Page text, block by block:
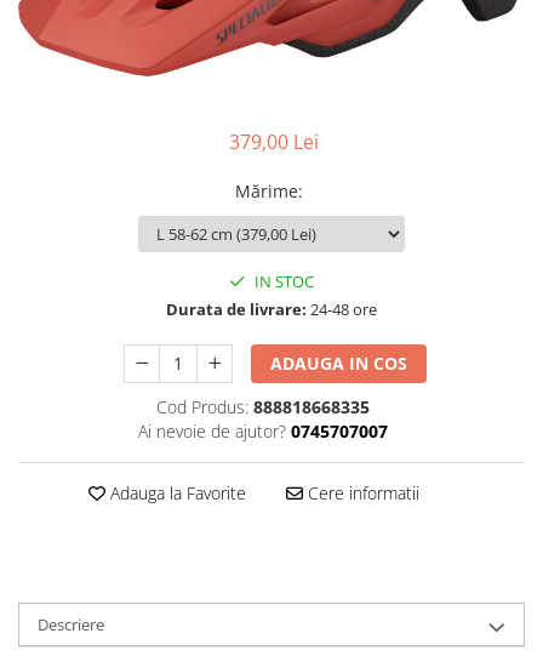
Camere
Cuvete (headset)
Furci cu suspensie
Ghidaje și întinzătoare lanț
Ghidoane și atașabile
Za conectare rapidă
Manete Schimbător, Frâna, Combo
Pompe
Produse întreținere
Suporți și portbagaje auto
Încălțăminte
379,00 Lei
Mărime:
IN STOC
Durata de livrare: 24-48 ore
ADAUGA IN COS
Cod Produs: 888818668335
Ai nevoie de ajutor? 0745707007
Adauga la Favorite Cere informatii
Descriere